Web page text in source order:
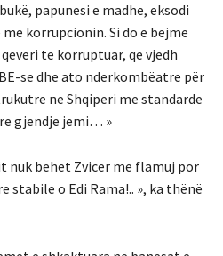
papunesi e madhe, eksodi
korrupcionin. Si do e bejme
te korruptuar, qe vjedh
se dhe ato nderkombëatre për
ne Shqiperi me standarde
gjendje jemi… »
nuk behet Zvicer me flamuj por
stabile o Edi Rama!.. », ka thënë